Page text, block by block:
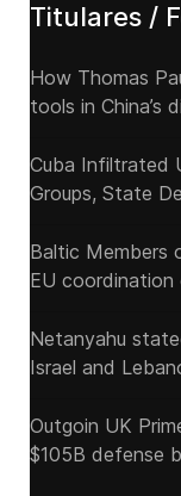
Titulares /
How Thomas
tools in China’s
Cuba Infiltrated
Groups, State
Baltic Members
EU
Netanyahu
Israel and
Outgoin UK
$105B defense